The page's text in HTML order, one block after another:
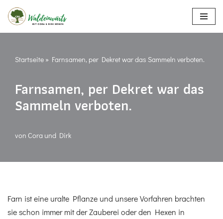
Zum
Startseite » Farnsamen, per Dekret war das Sammeln verboten.
Farnsamen, per Dekret war das
Sammeln verboten.
von Cora und Dirk
Farn ist eine uralte Pflanze und unsere Vorfahren brachten
sie schon immer mit der Zauberei oder den Hexen in